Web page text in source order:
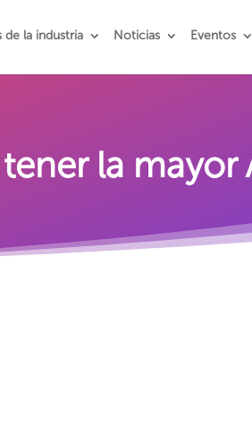
de la industria Noticias Eventos
la